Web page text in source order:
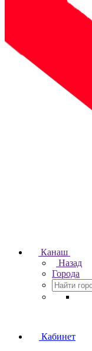
Канаш
Назад
Города
Кабинет